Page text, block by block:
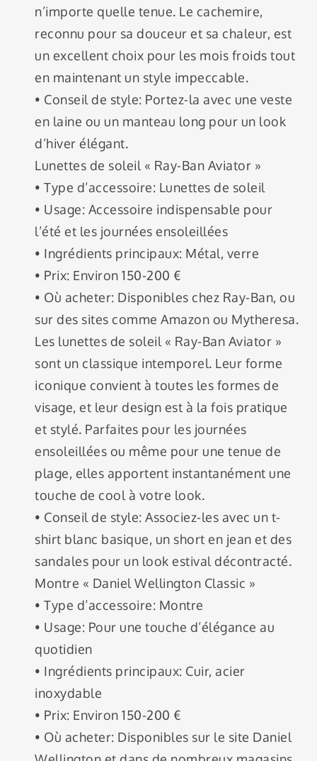
n’importe quelle tenue. Le cachemire,
reconnu pour sa douceur et sa chaleur, est
un excellent choix pour les mois froids tout
en maintenant un style impeccable.
• Conseil de style: Portez-la avec une veste
en laine ou un manteau long pour un look
d’hiver élégant.
Lunettes de soleil « Ray-Ban Aviator »
• Type d’accessoire: Lunettes de soleil
• Usage: Accessoire indispensable pour
l’été et les journées ensoleillées
• Ingrédients principaux: Métal, verre
• Prix: Environ 150-200 €
• Où acheter: Disponibles chez Ray-Ban, ou
sur des sites comme Amazon ou Mytheresa.
Les lunettes de soleil « Ray-Ban Aviator »
sont un classique intemporel. Leur forme
iconique convient à toutes les formes de
visage, et leur design est à la fois pratique
et stylé. Parfaites pour les journées
ensoleillées ou même pour une tenue de
plage, elles apportent instantanément une
touche de cool à votre look.
• Conseil de style: Associez-les avec un t-
shirt blanc basique, un short en jean et des
sandales pour un look estival décontracté.
Montre « Daniel Wellington Classic »
• Type d’accessoire: Montre
• Usage: Pour une touche d’élégance au
quotidien
• Ingrédients principaux: Cuir, acier
inoxydable
• Prix: Environ 150-200 €
• Où acheter: Disponibles sur le site Daniel